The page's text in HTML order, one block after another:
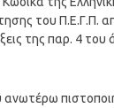
του Π.Ε.Γ.Π.
της παρ. 4
ανωτέρω